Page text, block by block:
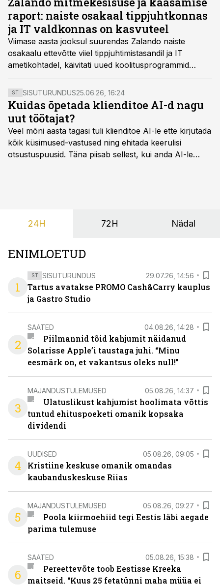
raport: naiste osakaal tippjuhtkonnas
ja IT valdkonnas on kasvuteel
Viimase aasta jooksul suurendas Zalando naiste
osakaalu ettevõtte viiel tippjuhtimistasandil ja IT
ametikohtadel, käivitati uued koolitusprogrammid
juhtidele ning seadis edasised ambitsioonikad
eesmärgid.
ST SISUTURUNDUS25.06.26, 16:24
Kuidas õpetada klienditoe AI-d nagu
uut töötajat?
Veel mõni aasta tagasi tuli klienditoe AI-le ette kirjutada
kõik küsimused-vastused ning ehitada keerulisi
otsustuspuusid. Täna piisab sellest, kui anda AI-le
24H 72H Nädal
ENIMLOETUD
1
ST SISUTURUNDUS 29.07.26, 14:56
Tartus avatakse PROMO Cash&Carry kauplus
ja Gastro Studio
2
SAATED 04.08.26, 14:28
Piilmannid tõid kahjumit näidanud
Solarisse Apple’i taustaga juhi. “Minu
eesmärk on, et vakantsus oleks null!”
3
MAJANDUSTULEMUSED 05.08.26, 14:37
Ulatuslikust kahjumist hoolimata võttis
tuntud ehituspoeketi omanik kopsaka
dividendi
4
UUDISED 05.08.26, 09:05
Kristiine keskuse omanik omandas
kaubanduskeskuse Riias
5
MAJANDUSTULEMUSED 05.08.26, 09:27
Poola kiirmoehiid tegi Eestis läbi aegade
parima tulemuse
6
SAATED 05.08.26, 15:38
Pereettevõte toob Eestisse Kreeka
maitseid. “Kuus 25 fetatünni maha müüa ei